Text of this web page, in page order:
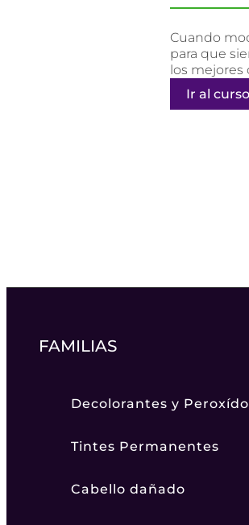
Cuando
para que
los mejores
Ir al curso
FAMILIAS
Decolorantes y
Tintes Permanentes
Cabello dañado